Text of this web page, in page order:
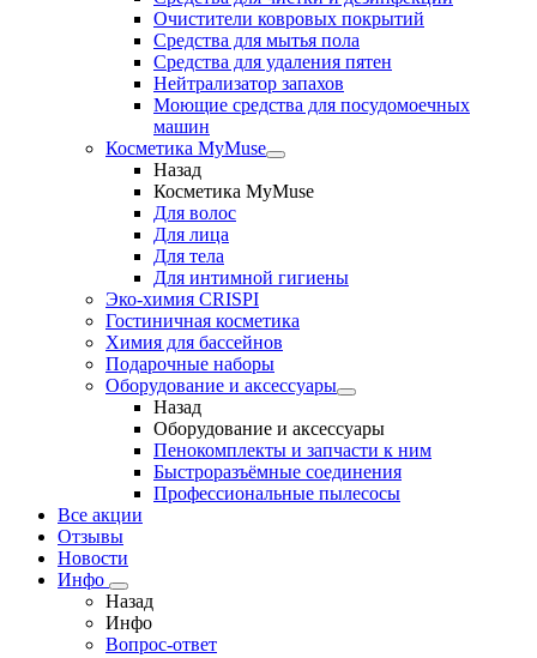
Очистители ковровых покрытий
Средства для мытья пола
Средства для удаления пятен
Нейтрализатор запахов
Моющие средства для посудомоечных
машин
Косметика MyMuse
Назад
Косметика MyMuse
Для волос
Для лица
Для тела
Для интимной гигиены
Эко-химия CRISPI
Гостиничная косметика
Химия для бассейнов
Подарочные наборы
Оборудование и аксессуары
Назад
Оборудование и аксессуары
Пенокомплекты и запчасти к ним
Быстроразъёмные соединения
Профессиональные пылесосы
Все акции
Отзывы
Новости
Инфо
Назад
Инфо
Вопрос-ответ